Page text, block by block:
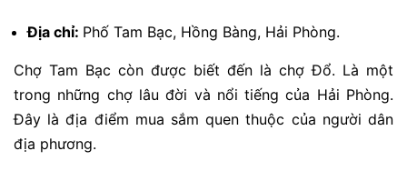
Địa chỉ: Phố Tam Bạc, Hồng Bàng, Hải Phòng.
Chợ Tam Bạc còn được biết đến là chợ Đổ. Là một
trong những chợ lâu đời và nổi tiếng của Hải Phòng.
Đây là địa điểm mua sắm quen thuộc của người dân
địa phương.